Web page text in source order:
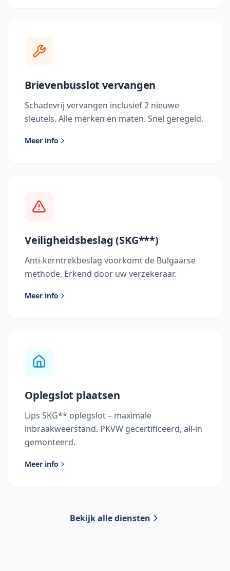
Brievenbusslot vervangen
Schadevrij vervangen inclusief 2 nieuwe
sleutels. Alle merken en maten. Snel geregeld.
Meer info
Veiligheidsbeslag (SKG***)
Anti-kerntrekbeslag voorkomt de Bulgaarse
methode. Erkend door uw verzekeraar.
Meer info
Oplegslot plaatsen
Lips SKG** oplegslot – maximale
inbraakweerstand. PKVW gecertificeerd, all-in
gemonteerd.
Meer info
Bekijk alle diensten